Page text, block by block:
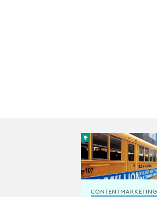
CONTENTMARKETING